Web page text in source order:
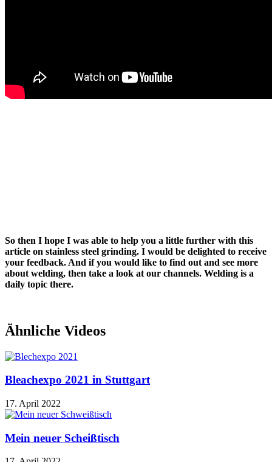
So then I hope I was able to help you a little further with this
article on stainless steel grinding. I would be delighted to receive
your feedback. And if you would like to find out and see more
about welding, then take a look at our channels. Welding is a
daily topic there.
Ähnliche Videos
Bleachexpo 2021 in Stuttgart
17. April 2022
Mein neuer Scheißtisch